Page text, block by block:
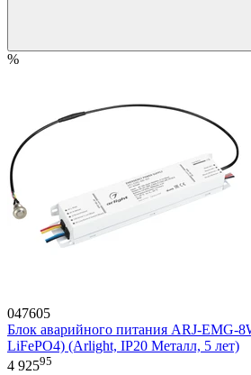
%
047605
Блок аварийного питания ARJ-EMG-
LiFePO4) (Arlight, IP20 Металл, 5 лет)
4 92595